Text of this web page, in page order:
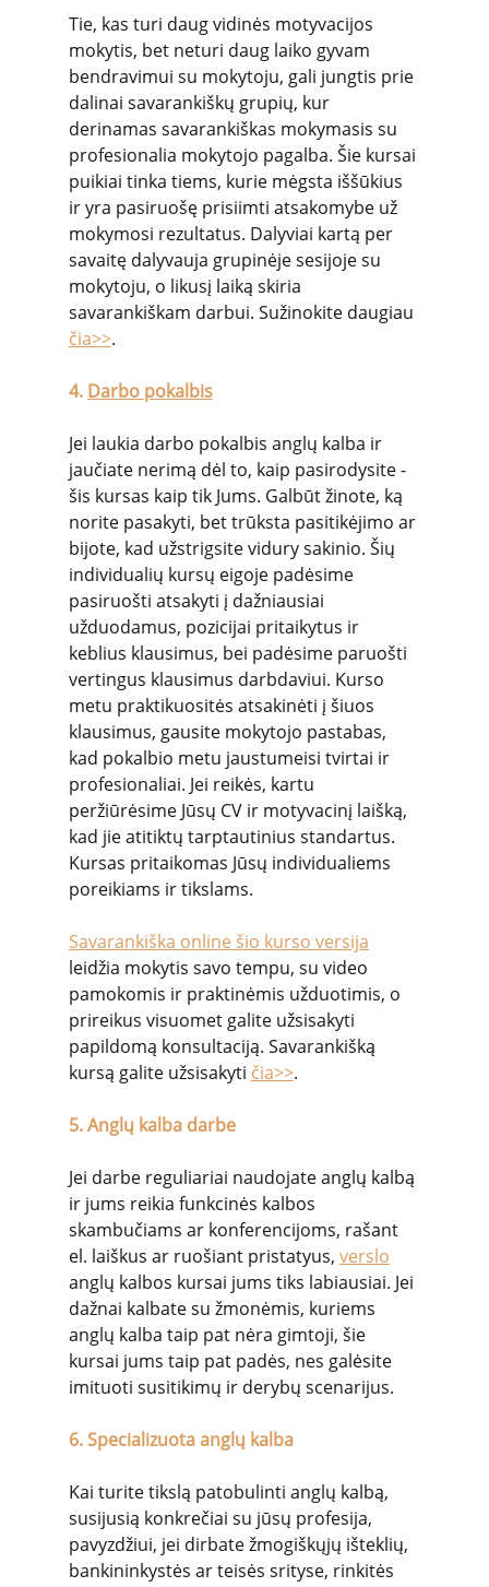
Tie, kas turi daug vidinės motyvacijos
mokytis, bet neturi daug laiko gyvam
bendravimui su mokytoju, gali jungtis prie
dalinai savarankiškų grupių, kur
derinamas savarankiškas mokymasis su
profesionalia mokytojo pagalba. Šie kursai
puikiai tinka tiems, kurie mėgsta iššūkius
ir yra pasiruošę prisiimti atsakomybe už
mokymosi rezultatus. Dalyviai kartą per
savaitę dalyvauja grupinėje sesijoje su
mokytoju, o likusį laiką skiria
savarankiškam darbui. Sužinokite daugiau
čia>>.
4. Darbo pokalbis
Jei laukia darbo pokalbis anglų kalba ir
jaučiate nerimą dėl to, kaip pasirodysite -
šis kursas kaip tik Jums. Galbūt žinote, ką
norite pasakyti, bet trūksta pasitikėjimo ar
bijote, kad užstrigsite vidury sakinio. Šių
individualių kursų eigoje padėsime
pasiruošti atsakyti į dažniausiai
užduodamus, pozicijai pritaikytus ir
keblius klausimus, bei padėsime paruošti
vertingus klausimus darbdaviui. Kurso
metu praktikuositės atsakinėti į šiuos
klausimus, gausite mokytojo pastabas,
kad pokalbio metu jaustumeisi tvirtai ir
profesionaliai. Jei reikės, kartu
peržiūrėsime Jūsų CV ir motyvacinį laišką,
kad jie atitiktų tarptautinius standartus.
Kursas pritaikomas Jūsų individualiems
poreikiams ir tikslams.
Savarankiška online šio kurso versija
leidžia mokytis savo tempu, su video
pamokomis ir praktinėmis užduotimis, o
prireikus visuomet galite užsisakyti
papildomą konsultaciją. Savarankišką
kursą galite užsisakyti čia>>.
5. Anglų kalba darbe
Jei darbe reguliariai naudojate anglų kalbą
ir jums reikia funkcinės kalbos
skambučiams ar konferencijoms, rašant
el. laiškus ar ruošiant pristatyus, verslo
anglų kalbos kursai jums tiks labiausiai. Jei
dažnai kalbate su žmonėmis, kuriems
anglų kalba taip pat nėra gimtoji, šie
kursai jums taip pat padės, nes galėsite
imituoti susitikimų ir derybų scenarijus.
6. Specializuota anglų kalba
Kai turite tikslą patobulinti anglų kalbą,
susijusią konkrečiai su jūsų profesija,
pavyzdžiui, jei dirbate žmogiškųjų išteklių,
bankininkystės ar teisės srityse, rinkitės